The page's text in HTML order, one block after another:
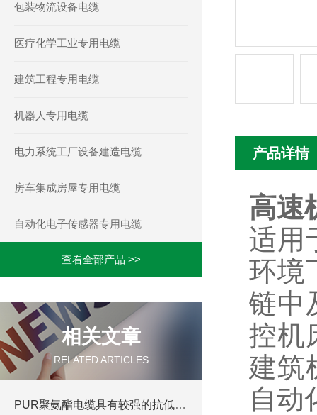
包装物流设备电缆
医疗化学工业专用电缆
建筑工程专用电缆
机器人专用电缆
电力系统工厂设备建造电缆
房车集成房屋专用电缆
自动化电子传感器专用电缆
查看全部产品 >>
相关文章
RELATED ARTICLES
PUR聚氨酯电缆具有较强的抗低温性能
产品详情
高速
适用
环境
链中
控机
建筑
自动